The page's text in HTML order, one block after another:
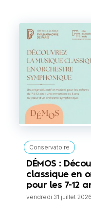
Conservatoire
DÉMOS :
classique en
pour les 7-12
vendredi 31 juillet 2026